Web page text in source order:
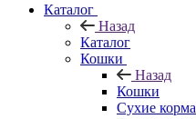
Каталог
Назад
Каталог
Кошки
Назад
Кошки
Сухие корма